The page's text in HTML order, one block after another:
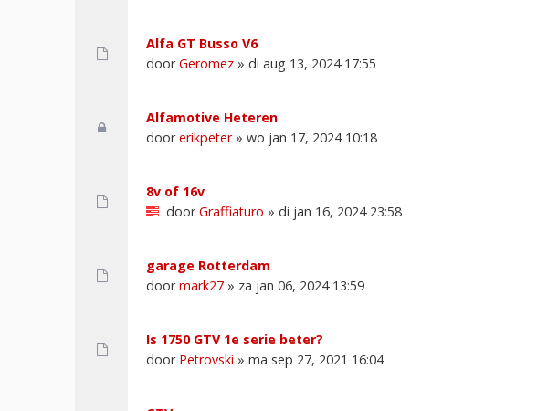
Alfa GT Busso V6
doorGeromez » di aug 13, 2024 17:55
Alfamotive Heteren
doorerikpeter» wo jan 17, 2024 10:18
8v of 16v
doorGraffiaturo » di jan 16, 2024 23:58
garage Rotterdam
doormark27 » za jan 06, 2024 13:59
Is 1750 GTV 1e serie beter?
door Petrovski » ma sep 27, 2021 16:04